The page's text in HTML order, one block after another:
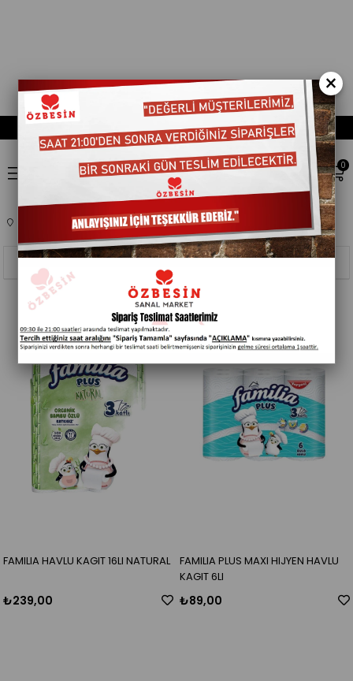
0
KAGIT ÜRÜNLERI KAGIT HAVLU
Filtreleme
Sıralama
FAMILIA HAVLU KAGIT 16LI NATURAL
₺239,00
FAMILIA PLUS MAXI HIJYEN HAVLU
KAGIT 6LI
₺89,00
×